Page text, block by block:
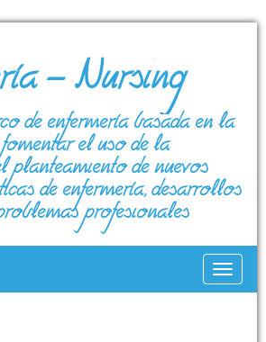
– Nursing
de enfermería basada en la
el uso de la
planteamiento de nuevos
de enfermería, desarrollos
profesionales